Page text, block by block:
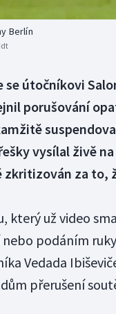
Berlín
se útočníkovi
porušování
vysílal živě
zkritizován za to,
který už video
podáním
Vedada
přerušení